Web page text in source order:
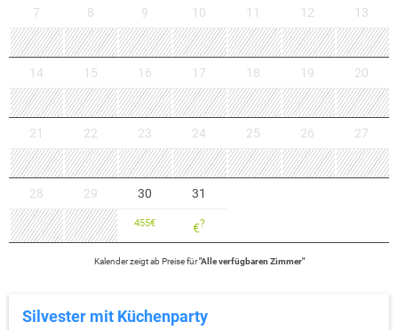
7 8 9 10 11 12 13
14 15 16 17 18 19 20
21 22 23 24 25 26 27
28 29 30
455€
31
€?
Kalender zeigtab Preise für"Alle verfügbaren Zimmer"
Silvester mit Küchenparty